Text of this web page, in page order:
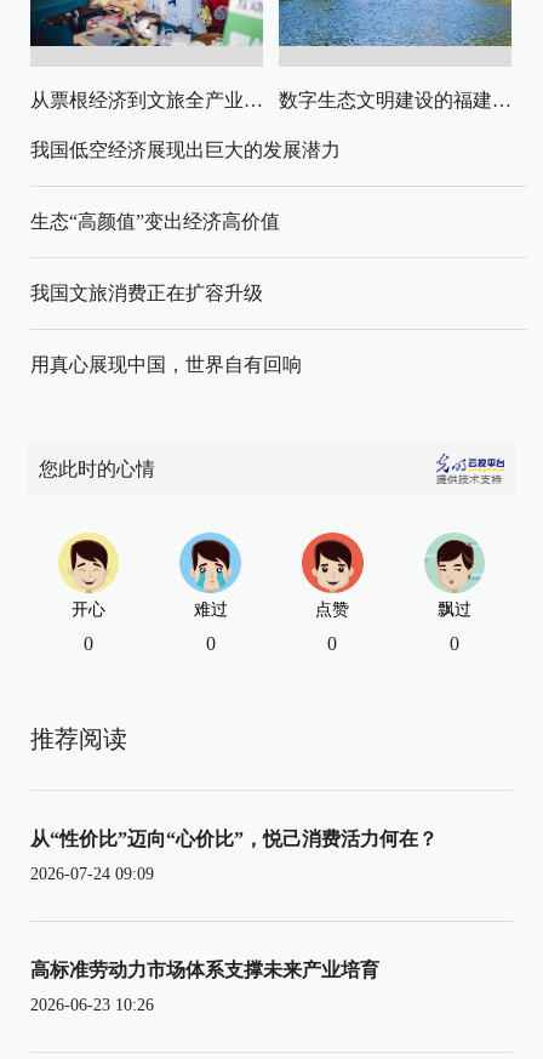
从票根经济到文旅全产业链升级 数字生态文明建设的福建路径与启示
我国低空经济展现出巨大的发展潜力
生态“高颜值”变出经济高价值
我国文旅消费正在扩容升级
用真心展现中国，世界自有回响
您此时的心情
开心
0
难过
0
点赞
0
飘过
0
推荐阅读
从“性价比”迈向“心价比”，悦己消费活力何在？
2026-07-24 09:09
高标准劳动力市场体系支撑未来产业培育
2026-06-23 10:26